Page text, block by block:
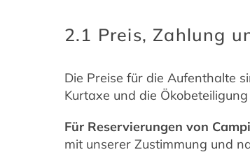
2.1 Preis, Zahlung
Die Preise für die Aufenthalte
Kurtaxe und die
Für Reservierungen von
mit unserer Zustimmung und